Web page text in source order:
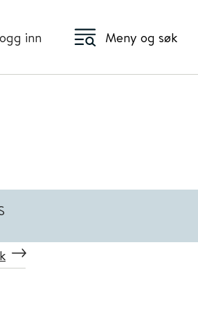
inn Meny og søk